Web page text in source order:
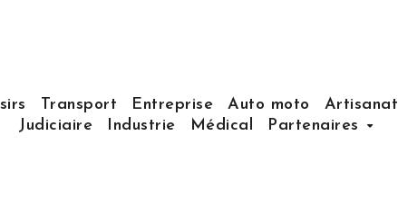
Transport Entreprise Auto moto Artisanat
Judiciaire
Industrie Médical Partenaires